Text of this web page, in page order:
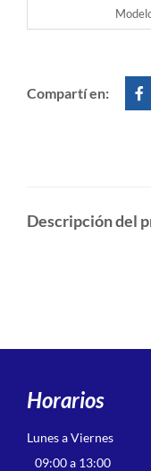
Compartí en:
Descripción del
Horarios
Lunes a Viernes
09:00 a 13:00